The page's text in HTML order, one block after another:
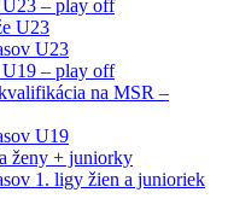
– play off
U23
U23
– play off
na MSR –
U19
ženy + juniorky
1. ligy žien a junioriek